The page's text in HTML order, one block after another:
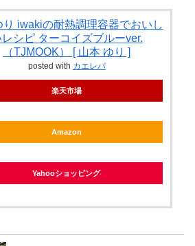
り iwakiの耐熱調理容器でおいし
レシピ ターコイズブルーver.
（TJMOOK） [ 山本 ゆり ]
posted with カエレバ
楽天市場
Amazon
Yahooショッピング